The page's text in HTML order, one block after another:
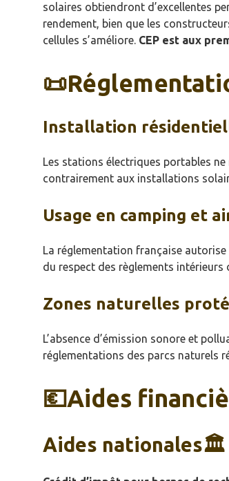
solaires obtiendront d’excellentes
rendement, bien que les
cellules s’améliore. CEP est aux
Installation
Les stations électriques portables
contrairement aux installations
Usage en camping et
La réglementation française
du respect des règlements intérieurs
Zones naturelles
L’absence d’émission sonore et
réglementations des parcs naturels
💶Aides
Aides nationales🏛️